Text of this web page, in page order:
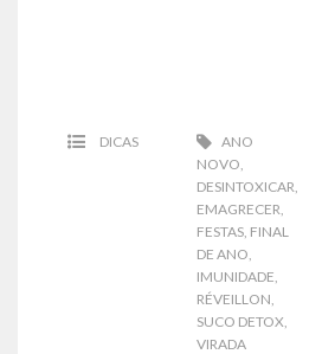
DICAS
ANO
NOVO,
DESINTOXICAR,
EMAGRECER,
FESTAS, FINAL
DE ANO,
IMUNIDADE,
RÉVEILLON,
SUCO DETOX,
VIRADA